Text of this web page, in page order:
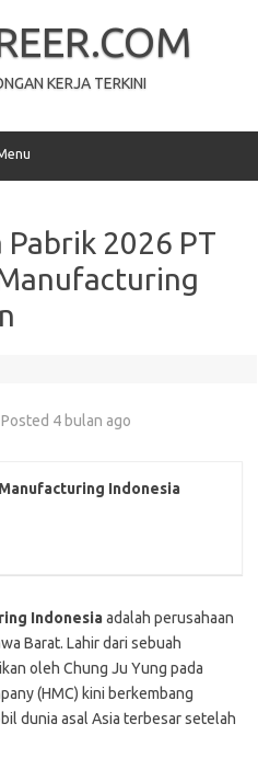
KERJA TERKINI
2026 PT
Posted 4 bulan ago
Indonesia
Indonesiaadalah perusahaan
Barat. Lahir dari sebuah
oleh Chung Ju Yung pada
(HMC) kini berkembang
dunia asal Asia terbesar setelah